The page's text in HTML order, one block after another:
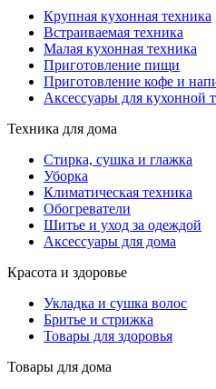
Крупная кухонная техника
Встраиваемая техника
Малая кухонная техника
Приготовление пищи
Приготовление кофе и
Аксессуары для кухонной
Техника для дома
Стирка, сушка и глажка
Уборка
Климатическая техника
Обогреватели
Шитье и уход за одеждой
Аксессуары для дома
Красота и здоровье
Укладка и сушка волос
Бритье и стрижка
Товары для здоровья
Товары для дома